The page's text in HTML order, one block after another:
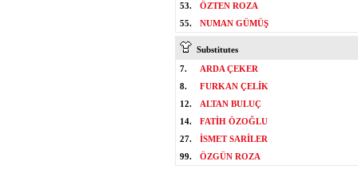
53.
ÖZTEN ROZA
55.
NUMAN GÜMÜŞ
Substitutes
7.
ARDA ÇEKER
8.
FURKAN ÇELİK
12.
ALTAN BULUÇ
14.
FATİH ÖZOĞLU
27.
İSMET SARİLER
99.
ÖZGÜN ROZA